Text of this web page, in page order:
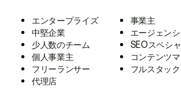
エンタープライズ
中堅企業
少人数のチーム
個人事業主
フリーランサー
代理店
事業主
エージェン
SEOスペシ
コンテンツ
フルスタッ